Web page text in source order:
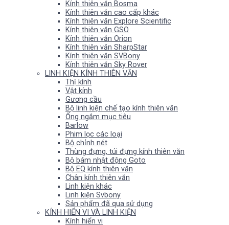
Kính thiên văn Bosma
Kính thiên văn cao cấp khác
Kính thiên văn Explore Scientific
Kính thiên văn GSO
Kính thiên văn Orion
Kính thiên văn SharpStar
Kính thiên văn SVBony
Kính thiên văn Sky Rover
LINH KIỆN KÍNH THIÊN VĂN
Thị kính
Vật kính
Gương cầu
Bộ linh kiện chế tạo kính thiên văn
Ống ngắm mục tiêu
Barlow
Phim lọc các loại
Bộ chỉnh nét
Thùng đựng, túi đựng kính thiên văn
Bộ bám nhật động Goto
Bộ EQ kính thiên văn
Chân kính thiên văn
Linh kiện khác
Linh kiện Svbony
Sản phẩm đã qua sử dụng
KÍNH HIỂN VI VÀ LINH KIỆN
Kính hiển vi